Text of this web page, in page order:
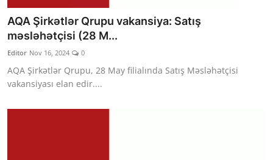
AQA Şirkətlər Qrupu vakansiya: Satış
məsləhətçisi (28 M...
Editor Nov 16, 2024 0
AQA Şirkətlər Qrupu, 28 May filialında Satış Məsləhətçisi
vakansiyası elan edir....